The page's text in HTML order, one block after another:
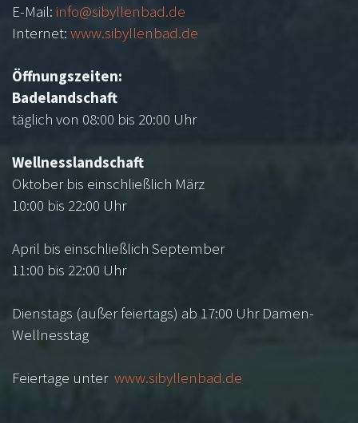
E-Mail: info@sibyllenbad.de
Internet: www.sibyllenbad.de
Öffnungszeiten:
Badelandschaft
täglich von 08:00 bis 20:00 Uhr
Wellnesslandschaft
Oktober bis einschließlich März
10:00 bis 22:00 Uhr
April bis einschließlich September
11:00 bis 22:00 Uhr
Dienstags (außer feiertags) ab 17:00 Uhr Damen-
Wellnesstag
Feiertage unter www.sibyllenbad.de